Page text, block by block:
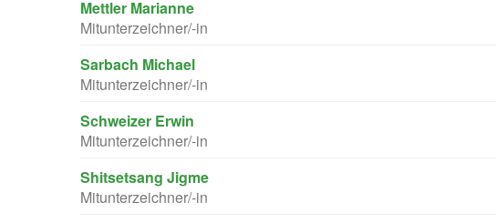
Mettler Marianne
Mitunterzeichner/-in
Sarbach Michael
Mitunterzeichner/-in
Schweizer Erwin
Mitunterzeichner/-in
Shitsetsang Jigme
Mitunterzeichner/-in